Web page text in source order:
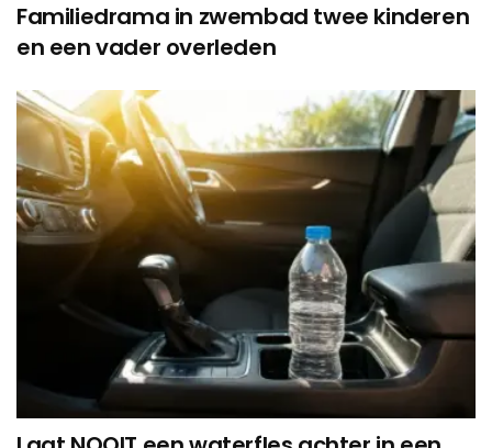
Familiedrama in zwembad twee kinderen
en een vader overleden